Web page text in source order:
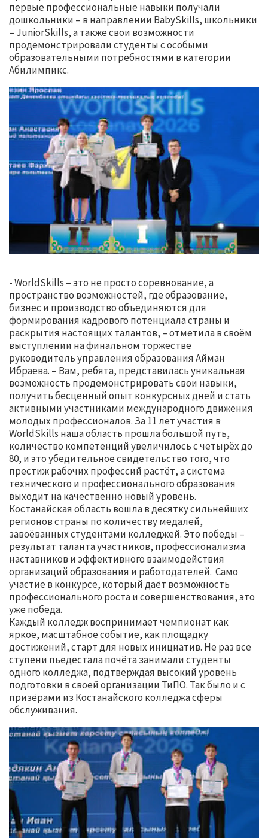
первые профессиональные навыки получали
дошкольники – в направлении BabySkills, школьники
– JuniorSkills, а также свои возможности
продемонстрировали студенты с особыми
образовательными потребностями в категории
Абилимпикс.
- WorldSkills – это не просто соревнование, а
пространство возможностей, где образование,
бизнес и производство объединяются для
формирования кадрового потенциала страны и
раскрытия настоящих талантов, – отметила в своём
выступлении на финальном торжестве
руководитель управления образования Айман
Ибраева. – Вам, ребята, представилась уникальная
возможность продемонстрировать свои навыки,
получить бесценный опыт конкурсных дней и стать
активными участниками международного движения
молодых профессионалов. За 11 лет участия в
WorldSkills наша область прошла большой путь,
количество компетенций увеличилось с четырёх до
80, и это убедительное свидетельство того, что
престиж рабочих профессий растёт, а система
технического и профессионального образования
выходит на качественно новый уровень.
Костанайская область вошла в десятку сильнейших
регионов страны по количеству медалей,
завоёванных студентами колледжей. Это победы –
результат таланта участников, профессионализма
наставников и эффективного взаимодействия
организаций образования и работодателей. Само
участие в конкурсе, который даёт возможность
профессионального роста и совершенствования, это
уже победа.
Каждый колледж воспринимает чемпионат как
яркое, масштабное событие, как площадку
достижений, старт для новых инициатив. Не раз все
ступени пьедестала почёта занимали студенты
одного колледжа, подтверждая высокий уровень
подготовки в своей организации ТиПО. Так было и с
призёрами из Костанайского колледжа сферы
обслуживания.